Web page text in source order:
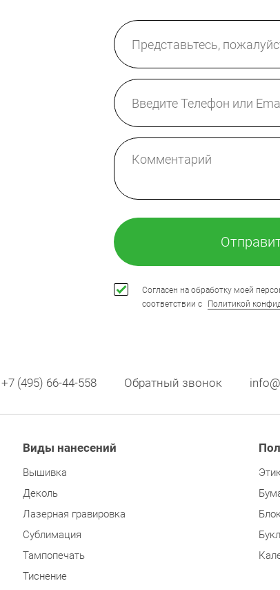
Согласен на обработку моей
соответствии с
Политикой
+7 (495) 66-44-558 Обратный звонок
Виды нанесений
Вышивка
Деколь
Лазерная гравировка
Сублимация
Тампопечать
Тиснение